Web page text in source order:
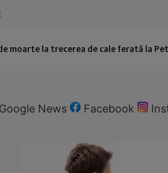
moarte la trecerea de cale ferată la
Google News Facebook